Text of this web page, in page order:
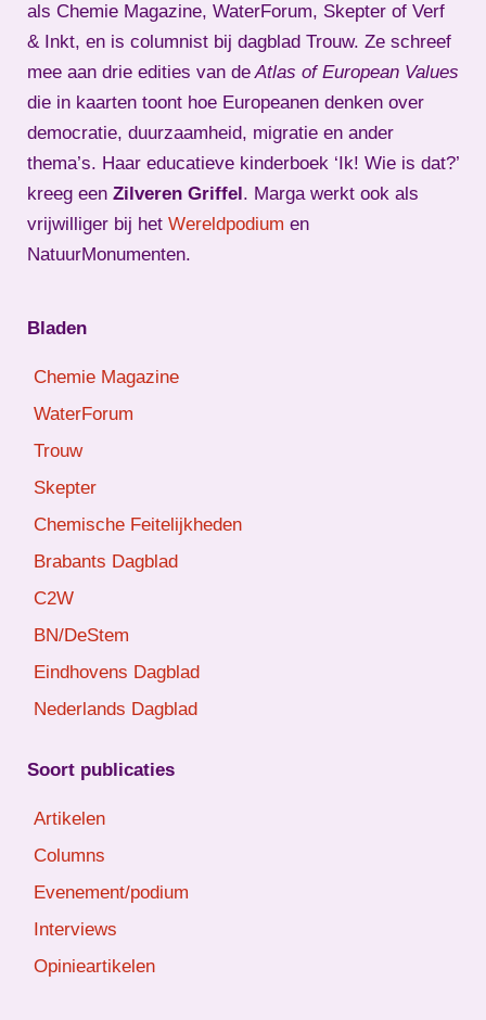
als Chemie Magazine, WaterForum, Skepter of Verf
& Inkt, en is columnist bij dagblad Trouw. Ze schreef
mee aan drie edities van deAtlas of European Values
die in kaarten toont hoe Europeanen denken over
democratie, duurzaamheid, migratie en ander
thema’s. Haar educatieve kinderboek ‘Ik! Wie is dat?’
kreeg een Zilveren Griffel . Marga werkt ook als
vrijwilliger bij het Wereldpodium en
NatuurMonumenten.
Bladen
Chemie Magazine
WaterForum
Trouw
Skepter
Chemische Feitelijkheden
Brabants Dagblad
C2W
BN/DeStem
Eindhovens Dagblad
Nederlands Dagblad
Soort publicaties
Artikelen
Columns
Evenement/podium
Interviews
Opinieartikelen